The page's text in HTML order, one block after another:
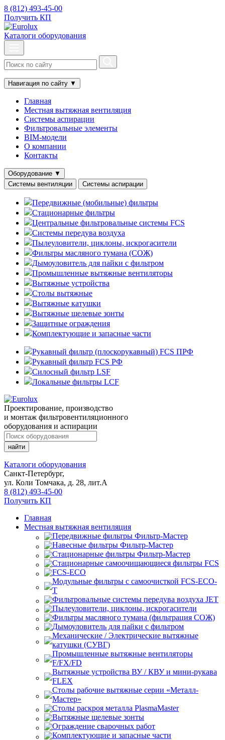
8 (812) 493-45-00
Получить КП
Каталоги оборудования
Навигация по сайту ▼
Главная
Местная вытяжная вентиляция
Системы аспирации
Фильтровальные элементы
BIM-модели
О компании
Контакты
Оборудование ▼
Системы вентиляции
Системы аспирации
Передвижные (мобильные) фильтры
Стационарные фильтры
Центральные фильтровальные системы FCS
Системы передува воздуха
Пылеуловители, циклоны, искрогасители
Фильтры масляного тумана (СОЖ)
Дымоуловитель для пайки с фильтром
Промышленные вытяжные вентиляторы
Вытяжные устройства
Столы вытяжные
Вытяжные катушки
Вытяжные щелевые зонты
Защитные ограждения
Комплектующие и запасные части
Рукавный фильтр (плоскорукавный) FCS ПРФ
Рукавный фильтр FCS РФ
Силосный фильтр LSF
Локальные фильтры LCF
Проектирование, производство
и монтаж фильтровентиляционного
оборудования и аспирации
Каталоги оборудования
Санкт-Петербург,
ул. Коли Томчака, д. 28, лит.А
8 (812) 493-45-00
Получить КП
Главная
Местная вытяжная вентиляция
Передвижные
Навесные
Стационарные
Стационарные самоочищающиеся
FCS
FCS-ECO
Модульные
с самоочисткой FCS-ECO-
T
Фильтровальные системы передува воздуха JET
Пылеуловители, циклоны, искрогасители
Фильтры масляного тумана (фильтрация СОЖ)
Дымоуловитель для пайки с фильтром
Механические / Электрические вытяжные
катушки (СУВГ)
Промышленные вытяжные вентиляторы
F/FX/FD
Вытяжные устройства ВУ / КВУ и мини-рукава
FLEX
Столы рабочие вытяжные серии «Металл-
Мастер»
Столы раскроя металла PlasmaMaster
Вытяжные щелевые зонты
Ограждение сварочных работ
Комплектующие и запасные части